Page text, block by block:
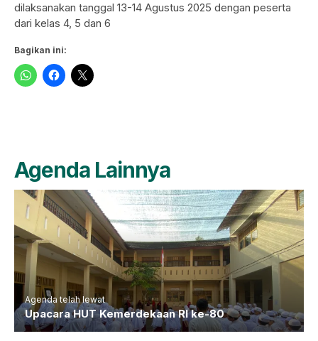
dilaksanakan tanggal 13-14 Agustus 2025 dengan peserta
dari kelas 4, 5 dan 6
Bagikan ini:
Agenda Lainnya
Agenda telah lewat
Upacara HUT Kemerdekaan RI ke-80